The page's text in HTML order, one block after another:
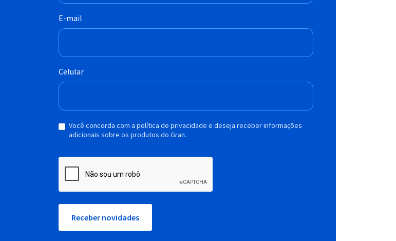
E-mail
Celular
Você concorda com a política de privacidade e deseja receber informações
adicionais sobre os produtos do Gran.
Receber novidades